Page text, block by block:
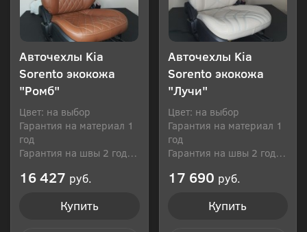
Авточехлы Kia
Sorento экокожа
"Ромб"
Цвет: на выбор
Гарантия на материал 1
год
Гарантия на швы 2 года
16 427 руб.
Купить
Авточехлы Kia
Sorento экокожа
"Лучи"
Цвет: на выбор
Гарантия на материал 1
год
Гарантия на швы 2 года
17 690 руб.
Купить